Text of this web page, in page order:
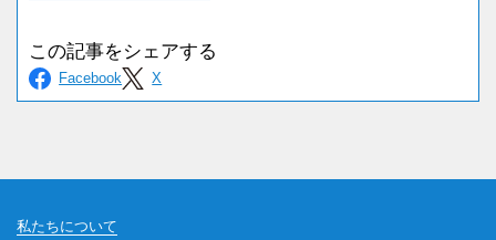
私たちについて